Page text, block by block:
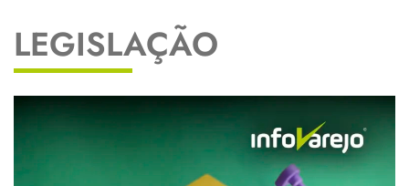
LEGISLAÇÃO